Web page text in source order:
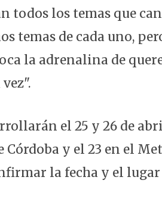
todos los temas que
temas de cada uno,
la adrenalina de
el 25 y 26 de
y el 23 en el
la fecha y el